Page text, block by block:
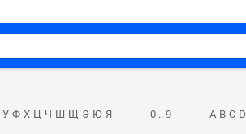
У Ф Х Ц Ч Ш Щ Э Ю Я 0 .. 9 A B C D